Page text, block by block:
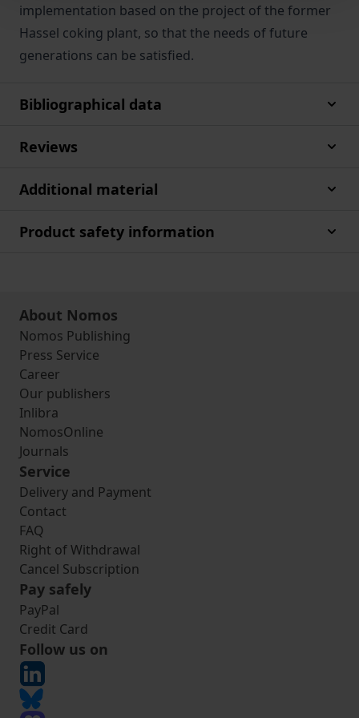
implementation based on the project of the former
Hassel coking plant, so that the needs of future
generations can be satisfied.
Bibliographical data
Reviews
Additional material
Product safety information
About Nomos
Nomos Publishing
Press Service
Career
Our publishers
Inlibra
NomosOnline
Journals
Service
Delivery and Payment
Contact
FAQ
Right of Withdrawal
Cancel Subscription
Pay safely
PayPal
Credit Card
Follow us on